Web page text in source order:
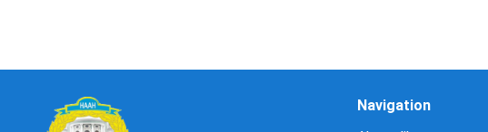
Navigation